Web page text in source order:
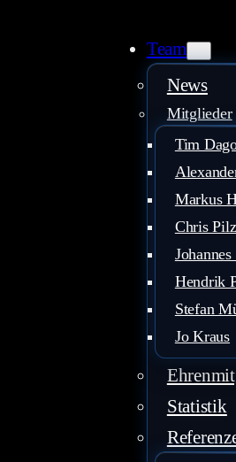
Team
News
Mitglieder
Tim
Markus
Chris Pilz
Hendrik
Stefan
Jo Kraus
Statistik